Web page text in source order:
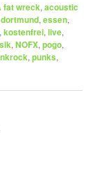
fat wreck,acoustic
dortmund,essen,
,kostenfrei,live,
,NOFX,pogo,
,punks,